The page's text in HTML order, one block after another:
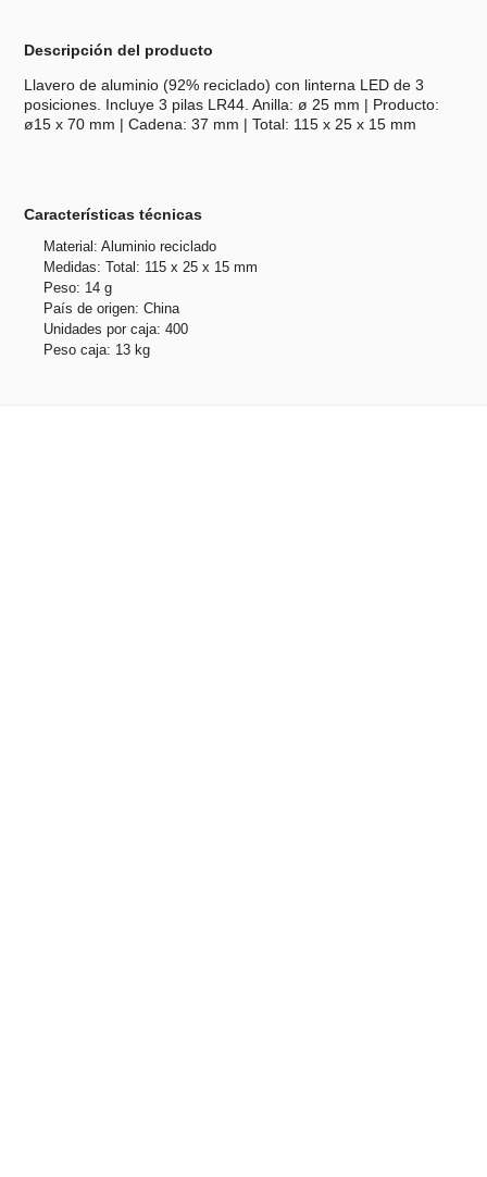
Descripción del producto
Llavero de aluminio (92% reciclado) con linterna LED de 3
posiciones. Incluye 3 pilas LR44. Anilla: ø 25 mm | Producto:
ø15 x 70 mm | Cadena: 37 mm | Total: 115 x 25 x 15 mm
Características técnicas
Material: Aluminio reciclado
Medidas: Total: 115 x 25 x 15 mm
Peso: 14 g
País de origen: China
Unidades por caja: 400
Peso caja: 13 kg